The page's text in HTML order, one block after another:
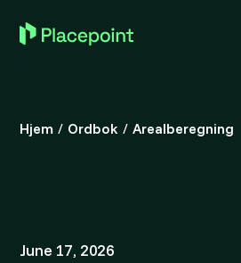
Hjem / Ordbok / Arealberegning
June 17, 2026